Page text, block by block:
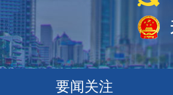
要闻关注